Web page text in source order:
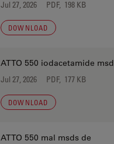
Jul 27, 2026 PDF, 198 KB
DOWNLOAD
ATTO 550 iodacetamide
Jul 27, 2026 PDF, 177 KB
DOWNLOAD
ATTO 550 mal msds de